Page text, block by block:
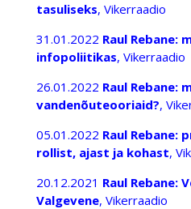
tasuliseks, Vikerraadio
31.01.2022 Raul Rebane:
infopoliitikas, Vikerraadio
26.01.2022 Raul Rebane:
vandenõuteooriaid?,
05.01.2022 Raul Rebane:
rollist, ajast ja kohast,
20.12.2021 Raul Rebane:
Valgevene, Vikerraadio